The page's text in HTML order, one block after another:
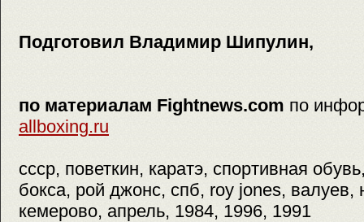
Подготовил Владимир Шипулин,
по материалам Fightnews.com по
allboxing.ru
ссср, поветкин, каратэ, спортивная
бокса, рой джонс, спб, roy jones, валуев,
кемерово, апрель, 1984, 1996, 1991